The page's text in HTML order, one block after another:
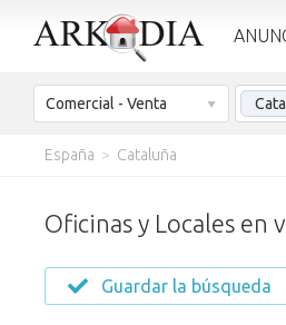
Comercial - Venta
España > Cataluña
Oficinas y Locales en
Guardar la búsqueda